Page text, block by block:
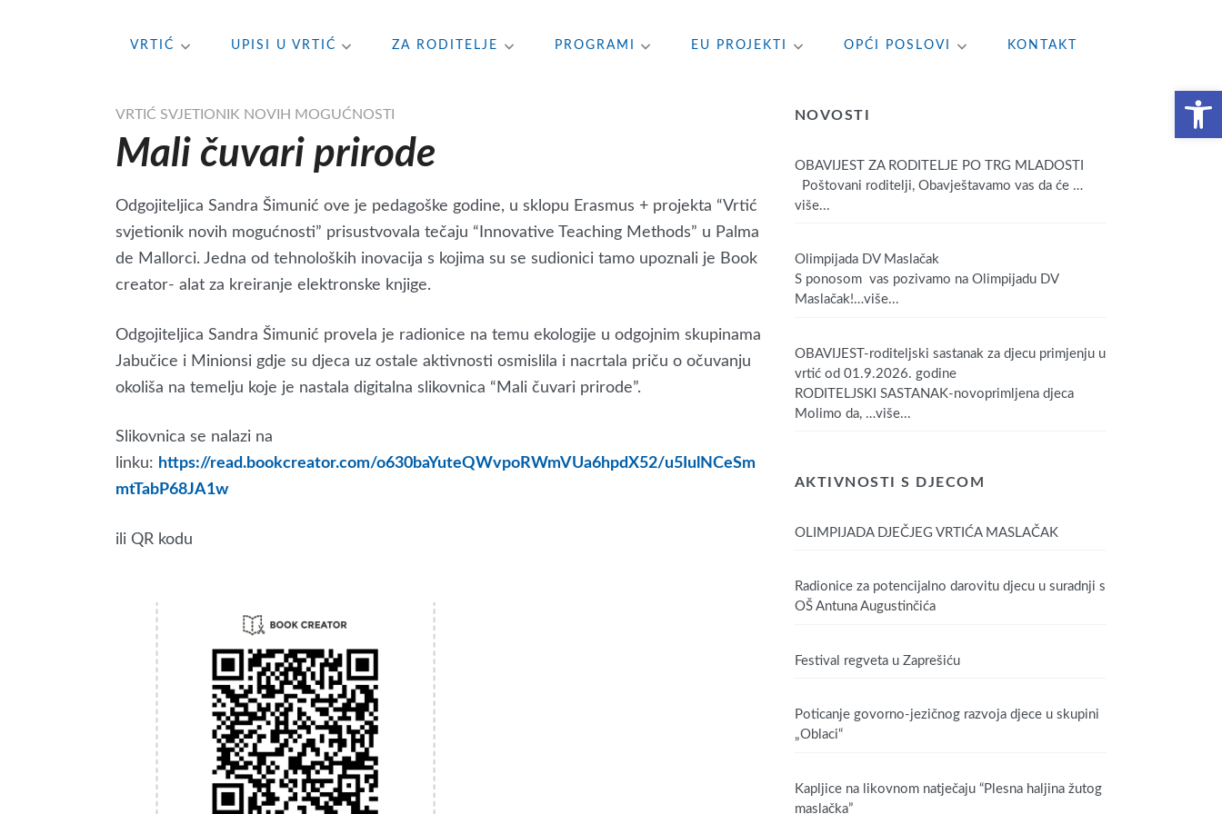
Open toolbar
VRTIĆ UPISI U VRTIĆ ZA RODITELJE PROGRAMI EU PROJEKTI OPĆI POSLOVI KONTAKT
VRTIĆ SVJETIONIK NOVIH MOGUĆNOSTI
Mali čuvari prirode
Odgojiteljica Sandra Šimunić ove je pedagoške godine, u sklopu Erasmus + projekta “Vrtić
svjetionik novih mogućnosti” prisustvovala tečaju “Innovative Teaching Methods” u Palma
de Mallorci. Jedna od tehnoloških inovacija s kojima su se sudionici tamo upoznali je Book
creator- alat za kreiranje elektronske knjige.
Odgojiteljica Sandra Šimunić provela je radionice na temu ekologije u odgojnim skupinama
Jabučice i Minionsi gdje su djeca uz ostale aktivnosti osmislila i nacrtala priču o očuvanju
okoliša na temelju koje je nastala digitalna slikovnica “Mali čuvari prirode”.
Slikovnica se nalazi na
linku: https://read.bookcreator.com/o630baYuteQWvpoRWmVUa6hpdX52/u5IulNCeSm
mtTabP68JA1w
ili QR kodu
NOVOSTI
OBAVIJEST ZA RODITELJE PO TRG MLADOSTI
Poštovani roditelji, Obavještavamo vas da će …
više...
Olimpijada DV Maslačak
S ponosom vas pozivamo na Olimpijadu DV
Maslačak!…više...
OBAVIJEST-roditeljski sastanak za djecu primjenju u
vrtić od 01.9.2026. godine
RODITELJSKI SASTANAK-novoprimljena djeca
Molimo da, …više...
AKTIVNOSTI S DJECOM
OLIMPIJADA DJEČJEG VRTIĆA MASLAČAK
Radionice za potencijalno darovitu djecu u suradnji s
OŠ Antuna Augustinčića
Festival regveta u Zaprešiću
Poticanje govorno-jezičnog razvoja djece u skupini
„Oblaci“
Kapljice na likovnom natječaju “Plesna haljina žutog
maslačka”